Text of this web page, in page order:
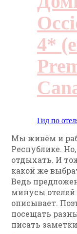
4*
Гид по
Мы живём и
Республике.
отдыхать. И
какой же
Ведь
минусы отелей
описывает.
посещать
писать